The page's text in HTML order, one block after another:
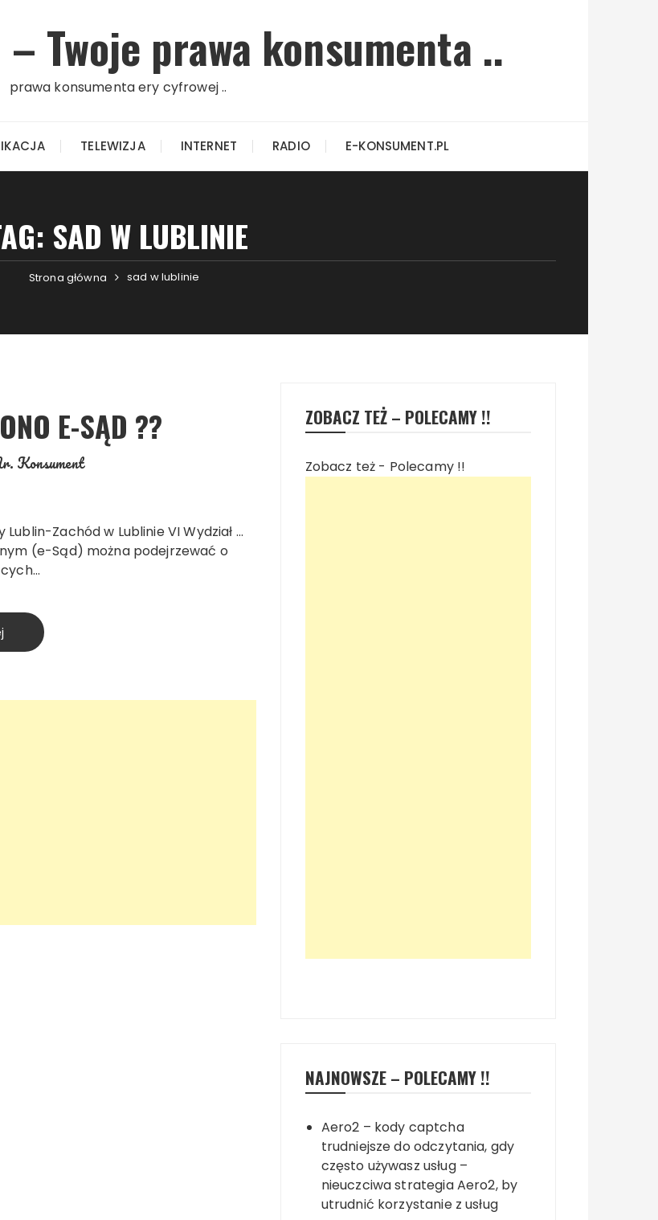
Twoje prawa konsumenta ..
prawa konsumenta ery cyfrowej ..
TELEWIZJA INTERNET RADIO E-KONSUMENT.PL
SAD W LUBLINIE
Strona główna sad w lublinie
E-SĄD ??
Konsument
Zachód w Lublinie VI Wydział …
(e-Sąd) można podejrzewać o
ZOBACZ TEŻ – POLECAMY !!
Zobacz też - Polecamy !!
NAJNOWSZE – POLECAMY !!
Aero2 – kody captcha
trudniejsze do odczytania, gdy
często używasz usług –
nieuczciwa strategia Aero2, by
utrudnić korzystanie z usług